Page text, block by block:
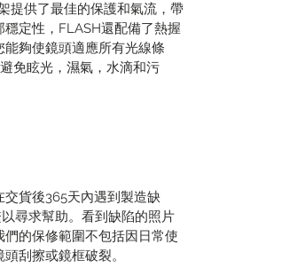
提供了最佳的保護和氣流，帶
定性，FLASH還配備了熱握
夠使鏡頭適應所有光線條
免眩光，濕氣，水滴和污
貨後365天內遇到製造缺
尋求幫助。看到缺陷的照片
的保修範圍不包括因日常使
刮擦或鏡框破裂。